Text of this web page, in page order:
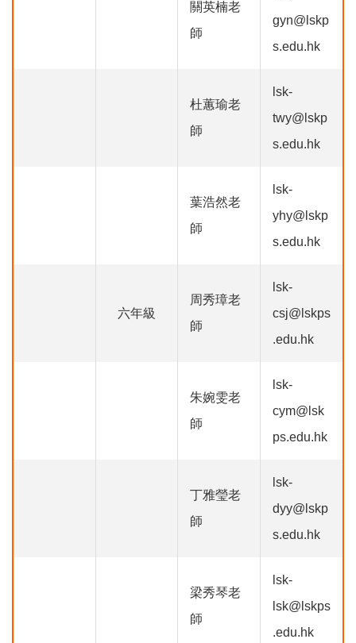
關英楠老
師
gyn@lskp
s.edu.hk
杜蕙瑜老
師
lsk-
twy@lskp
s.edu.hk
葉浩然老
師
lsk-
yhy@lskp
s.edu.hk
六年級
周秀璋老
師
lsk-
csj@lskps
.edu.hk
朱婉雯老
師
lsk-
cym@lsk
ps.edu.hk
丁雅瑩老
師
lsk-
dyy@lskp
s.edu.hk
梁秀琴老
師
lsk-
lsk@lskps
.edu.hk